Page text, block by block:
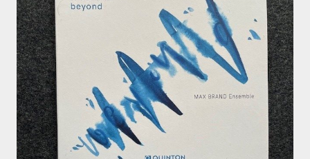
SCHAWUMM!